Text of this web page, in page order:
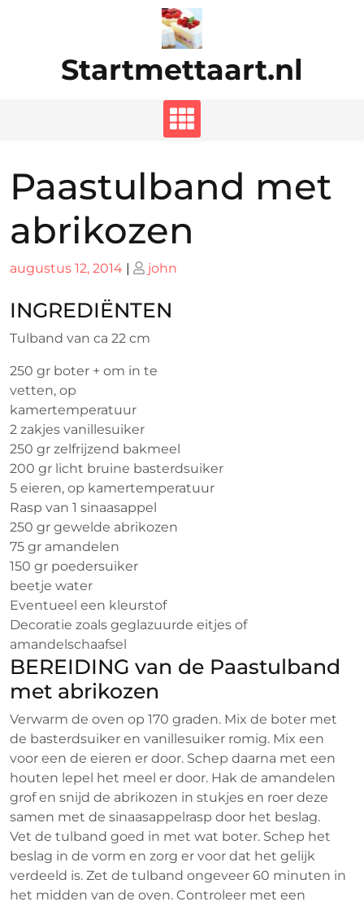
Startmettaart.nl
Paastulband met
abrikozen
Geplaatst
augustus 12, 2014 | Geplaatst
john
INGREDIËNTEN
Tulband van ca 22 cm
250 gr boter + om in te
vetten, op
kamertemperatuur
2 zakjes vanillesuiker
250 gr zelfrijzend bakmeel
200 gr licht bruine basterdsuiker
5 eieren, op kamertemperatuur
Rasp van 1 sinaasappel
250 gr gewelde abrikozen
75 gr amandelen
150 gr poedersuiker
beetje water
Eventueel een kleurstof
Decoratie zoals geglazuurde eitjes of
amandelschaafsel
BEREIDING van de Paastulband
met abrikozen
Verwarm de oven op 170 graden. Mix de boter met
de basterdsuiker en vanillesuiker romig. Mix een
voor een de eieren er door. Schep daarna met een
houten lepel het meel er door. Hak de amandelen
grof en snijd de abrikozen in stukjes en roer deze
samen met de sinaasappelrasp door het beslag.
Vet de tulband goed in met wat boter. Schep het
beslag in de vorm en zorg er voor dat het gelijk
verdeeld is. Zet de tulband ongeveer 60 minuten in
het midden van de oven. Controleer met een